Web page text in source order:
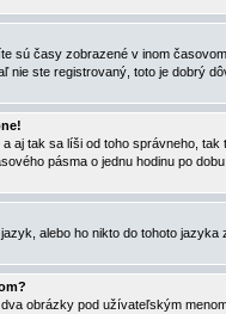
sú časy zobrazené v inom
nie ste registrovaný, toto je dobrý
aj tak sa líši od toho správneho,
pásma o jednu hodinu po
alebo ho nikto do tohoto
obrázky pod užívateľským